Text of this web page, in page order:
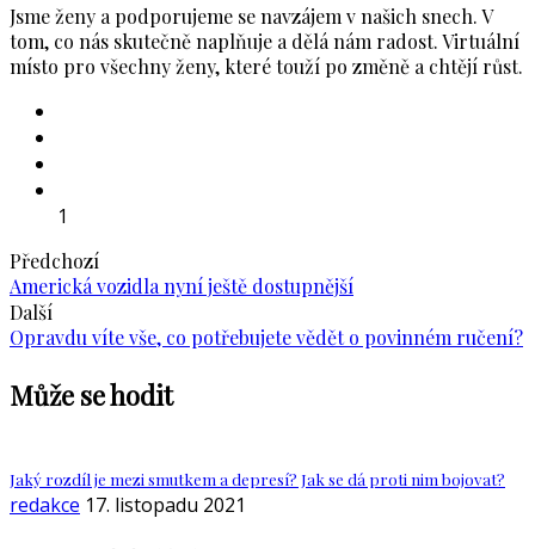
Jsme ženy a podporujeme se navzájem v našich snech. V
tom, co nás skutečně naplňuje a dělá nám radost. Virtuální
místo pro všechny ženy, které touží po změně a chtějí růst.
1
Předchozí
Americká vozidla nyní ještě dostupnější
Další
Opravdu víte vše, co potřebujete vědět o povinném ručení?
Může se hodit
Jaký rozdíl je mezi smutkem a depresí? Jak se dá proti nim bojovat?
redakce 17. listopadu 2021